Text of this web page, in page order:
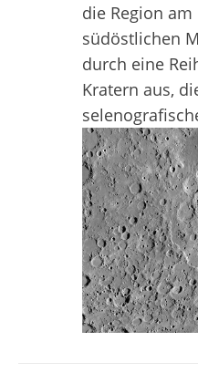
die Region
südöstlichen
durch eine
Kratern aus,